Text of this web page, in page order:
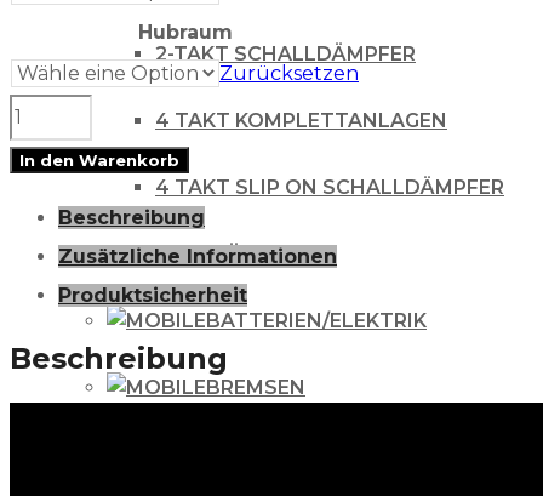
2-TAKT SCHALLDÄMPFER
4 TAKT KOMPLETTANLAGEN
4 TAKT SLIP ON SCHALLDÄMPFER
ZUBEHÖR
BATTERIEN/ELEKTRIK
BREMSEN
Hubraum
Zurücksetzen
Acerbis
Kettenführung
Yamaha
YZF
In den Warenkorb
Beschreibung
Zusätzliche Informationen
Produktsicherheit
Beschreibung